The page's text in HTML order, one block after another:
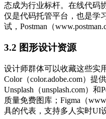
态成为行业标杆。在线代码
仅是代码托管平台，也是学
试，Postman（
3.2 图形设计资源
设计师群体可以收藏这些实
Color（color.adobe.com）提
Unsplash（unsplash.com）和
质量免费图库；Figma（
具的代表，支持多人实时UI